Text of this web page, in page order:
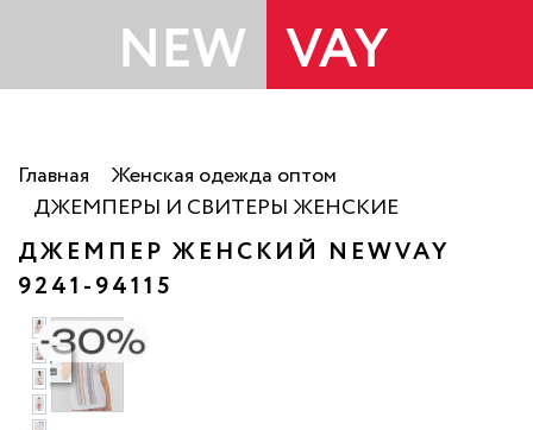
Главная
Женская одежда оптом
ДЖЕМПЕРЫ И СВИТЕРЫ ЖЕНСКИЕ
ДЖЕМПЕР ЖЕНСКИЙ NEWVAY
9241-94115